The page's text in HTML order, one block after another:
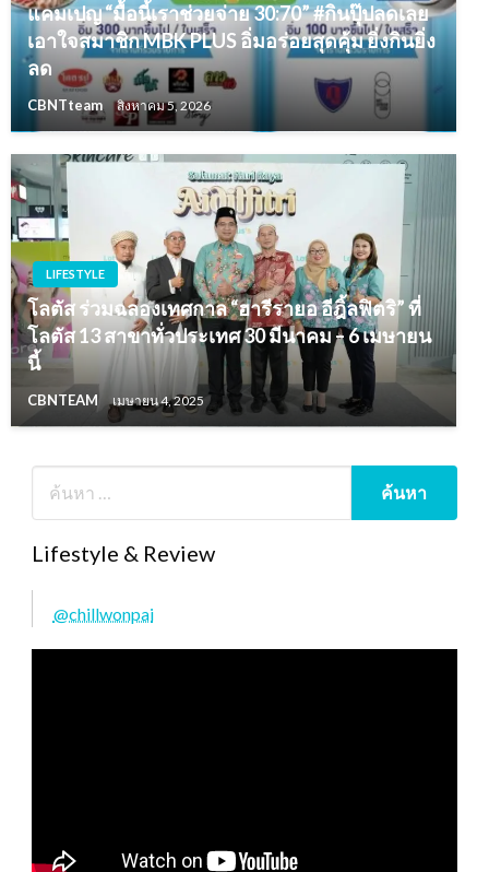
แคมเปญ “มื้อนี้เราช่วยจ่าย 30:70” #กินปุ๊ปลดเลย
เอาใจสมาชิก MBK PLUS อิ่มอร่อยสุดคุ้ม ยิ่งกินยิ่ง
ลด
CBNTteam สิงหาคม 5, 2026
LIFESTYLE
โลตัส ร่วมฉลองเทศกาล “ฮารีรายอ อีฎิ้ลฟิตริ” ที่
โลตัส 13 สาขาทั่วประเทศ 30 มีนาคม – 6 เมษายน
นี้
CBNTEAM เมษายน 4, 2025
Lifestyle & Review
@chillwonpai